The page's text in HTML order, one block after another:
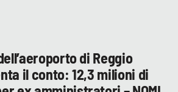
di Reggio
il conto: 12,3 milioni di